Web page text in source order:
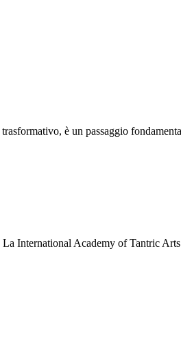
è un passaggio
International Academy of Tantric